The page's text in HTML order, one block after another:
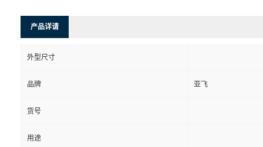
产品详请
外型尺寸
品牌 亚飞
货号
用途